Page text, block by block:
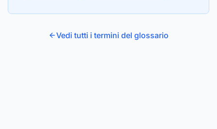
Vedi tutti i termini del glossario